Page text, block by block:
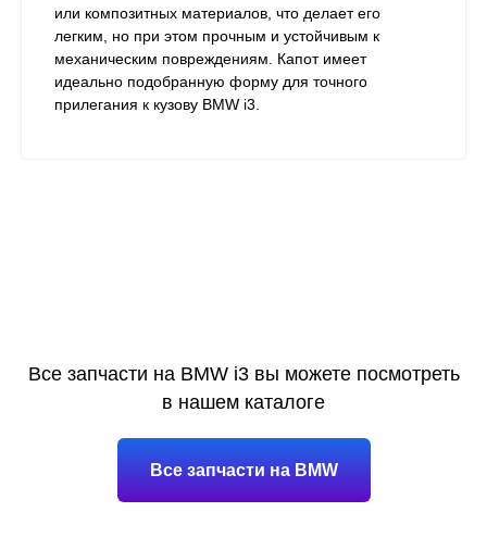
или композитных материалов, что делает его
легким, но при этом прочным и устойчивым к
механическим повреждениям. Капот имеет
идеально подобранную форму для точного
прилегания к кузову BMW i3.
Все запчасти на BMW i3 вы можете посмотреть
в нашем каталоге
Все запчасти на BMW